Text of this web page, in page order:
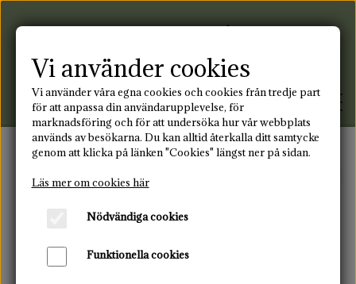
FRAMSIDA
PRODUKTER
MENSTRUATIONSDISK
Framsida Menstruationsdisk
Vi använder cookies
Vi använder våra egna cookies och cookies från tredje part
för att anpassa din användarupplevelse, för
marknadsföring och för att undersöka hur vår webbplats
används av besökarna. Du kan alltid återkalla ditt samtycke
genom att klicka på länken "Cookies" längst ner på sidan.
Läs mer om cookies här
Nödvändiga cookies
Funktionella cookies